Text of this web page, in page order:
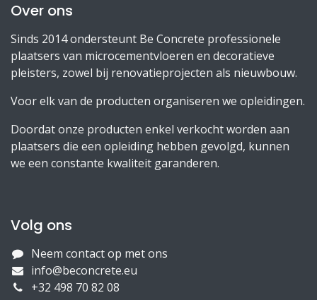
Over ons
Sinds 2014 ondersteunt Be Concrete professionele
plaatsers van microcementvloeren en decoratieve
pleisters, zowel bij renovatieprojecten als nieuwbouw.
Voor elk van de producten organiseren we opleidingen.
Doordat onze producten enkel verkocht worden aan
plaatsers die een opleiding hebben gevolgd, kunnen
we een constante kwaliteit garanderen.
Volg ons
Neem contact op met ons
info@beconcrete.eu
+32 498 70 82 08